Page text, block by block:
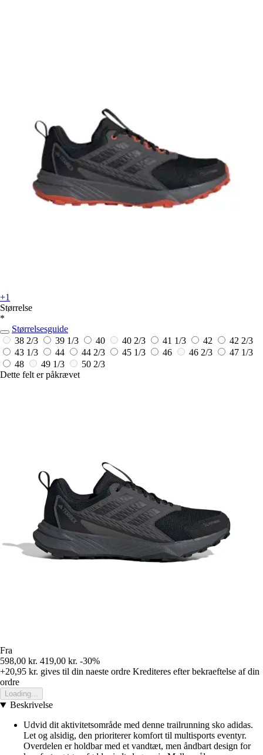
+1
Størrelse
*
Størrelsesguide
38 2/3
39 1/3 40 40 2/3 41 1/3 42
42 2/3
43 1/3
44 44 2/3 45 1/3 46 46 2/3
47 1/3
48
49 1/3
50 2/3
Dette felt er påkrævet
Fra
598,00 kr. 419,00 kr. -30%
+20,95 kr. gives til din naeste ordre Krediteres efter bekraeftelse af din
ordre
Loading...
Beskrivelse
Udvid dit aktivitetsområde med denne trailrunning sko adidas.
Let og alsidig, den prioriterer komfort til multisports eventyr.
Overdelen er holdbar med et vandtæt, men åndbart design for